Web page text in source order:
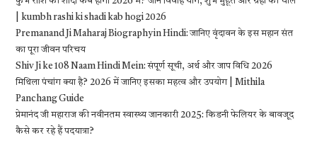
| kumbh rashi ki shadi kab hogi 2026
Premanand Ji Maharaj Biography in Hindi: जानिए वृंदावन के इस महान संत
का पूरा जीवन परिचय
Shiv Ji ke 108 Naam Hindi Mein: संपूर्ण सूची, अर्थ और जाप विधि 2026
मिथिला पंचांग क्या है? 2026 में जानिए इसका महत्व और उपयोग | Mithila
Panchang Guide
प्रेमानंद जी महाराज की नवीनतम स्वास्थ्य जानकारी 2025: किडनी फेलियर के बावजूद
कैसे कर रहे हैं पदयात्रा?